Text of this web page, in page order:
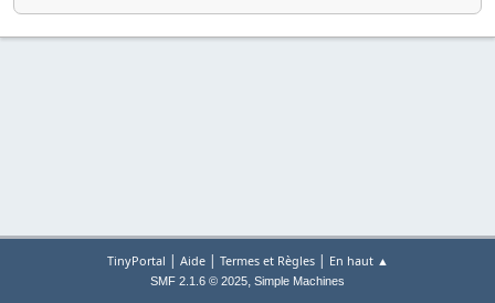
TinyPortal | Aide| Termes et Règles| En haut ▲
SMF 2.1.6 © 2025, Simple Machines